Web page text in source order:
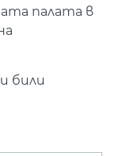
палата в
били